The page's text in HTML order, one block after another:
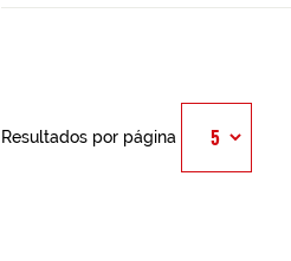
Resultados por página